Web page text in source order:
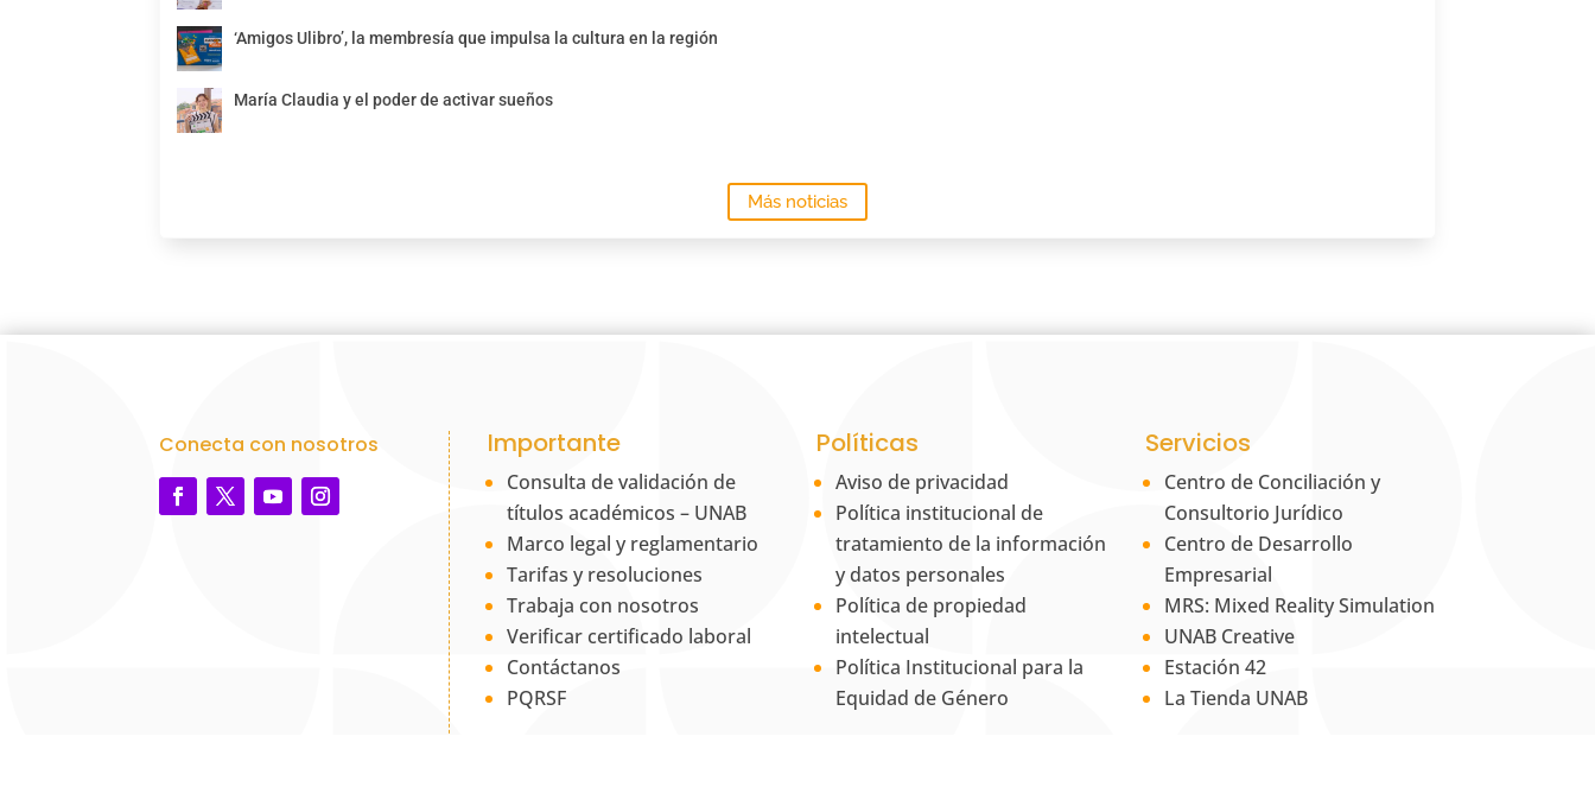
‘Amigos Ulibro’, la membresía que impulsa la cultura en la región
María Claudia y el poder de activar sueños
Más noticias
Conecta con nosotros Importante
Consulta de validación de
títulos académicos – UNAB
Marco legal y reglamentario
Tarifas y resoluciones
Trabaja con nosotros
Verificar certificado laboral
Contáctanos
PQRSF
Políticas
Aviso de privacidad
Política institucional de
tratamiento de la información
y datos personales
Política de propiedad
intelectual
Política Institucional para la
Equidad de Género
Servicios
Centro de Conciliación y
Consultorio Jurídico
Centro de Desarrollo
Empresarial
MRS: Mixed Reality Simulation
UNAB Creative
Estación 42
La Tienda UNAB